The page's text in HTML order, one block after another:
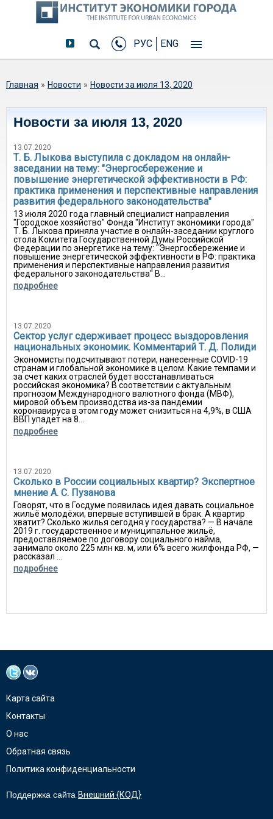
РУС ENG
Вы здесь
Главная » Новости » Новости за июля 13, 2020
Новости за июля 13, 2020
13.07.2020
Т. Б. Лыкова выступила с докладом на онлайн-
заседании на тему: "Энергосбережение и
повышение энергетической эффективности в РФ:
практика применения и перспективные направления
развития федерального законодательства"
13 июля 2020 года главный специалист направления
"Городское хозяйство" Фонда "Институт экономики города"
Т. Б. Лыкова приняла участие в онлайн-заседании круглого
стола Комитета Государственной Думы Российской
Федерации по энергетике на тему: "Энергосбережение и
повышение энергетической эффективности в РФ: практика
применения и перспективные направления развития
федерального законодательства" В...
подробнее
13.07.2020
Сектор услуг сдерживает процесс выздоровления
национальных экономик. Комментарий Т. Д. Полиди
Экономисты подсчитывают потери, нанесенные COVID-19
странам и глобальной экономике в целом. Какие темпами и
за счет каких отраслей будет восстанавливаться
российская экономика? В соответствии с актуальным
прогнозом Международного валютного фонда (МВФ),
мировой объем производства из-за пандемии
коронавируса в этом году может снизиться на 4,9%, в США
ВВП упадет на 8...
подробнее
13.07.2020
Сколько в России социальных квартир? Экспертное
мнение А. С. Пузанова
Говорят, что в Госдуме появилась идея давать социальное
жильё молодёжи, впервые вступившей в брак. А квартир
хватит? Сколько жилья сегодня у государства? — В начале
2019 г. государственное и муниципальное жильё,
предоставляемое по договору социального найма,
занимало около 225 млн кв. м, или 6% всего жилфонда РФ, —
рассказал ...
подробнее
Карта сайта
Контакты
О нас
Обратная связь
Политика конфиденциальности
Поддержка сайта Внешний {КОД}